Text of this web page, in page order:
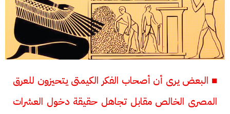
■ البعض يرى أن أصحاب الفكر الكيمتى يتحيزون للعرق
المصرى الخالص مقابل تجاهل حقيقة دخول العشرات